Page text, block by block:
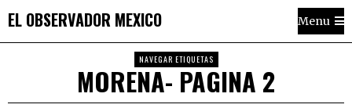
EL OBSERVADOR MEXICO Menu
NAVEGAR ETIQUETAS
MORENA- PAGINA 2